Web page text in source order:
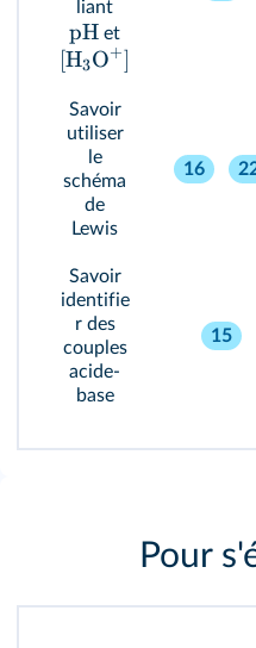
pH
[H3O+]
Savoir
utiliser
le
schéma
de
Lewis
16
Savoir
identifie
r des
couples
acide-
base
15
Pour